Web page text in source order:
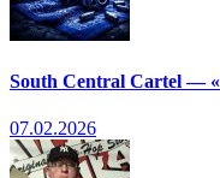
South Central Cartel —
07.02.2026